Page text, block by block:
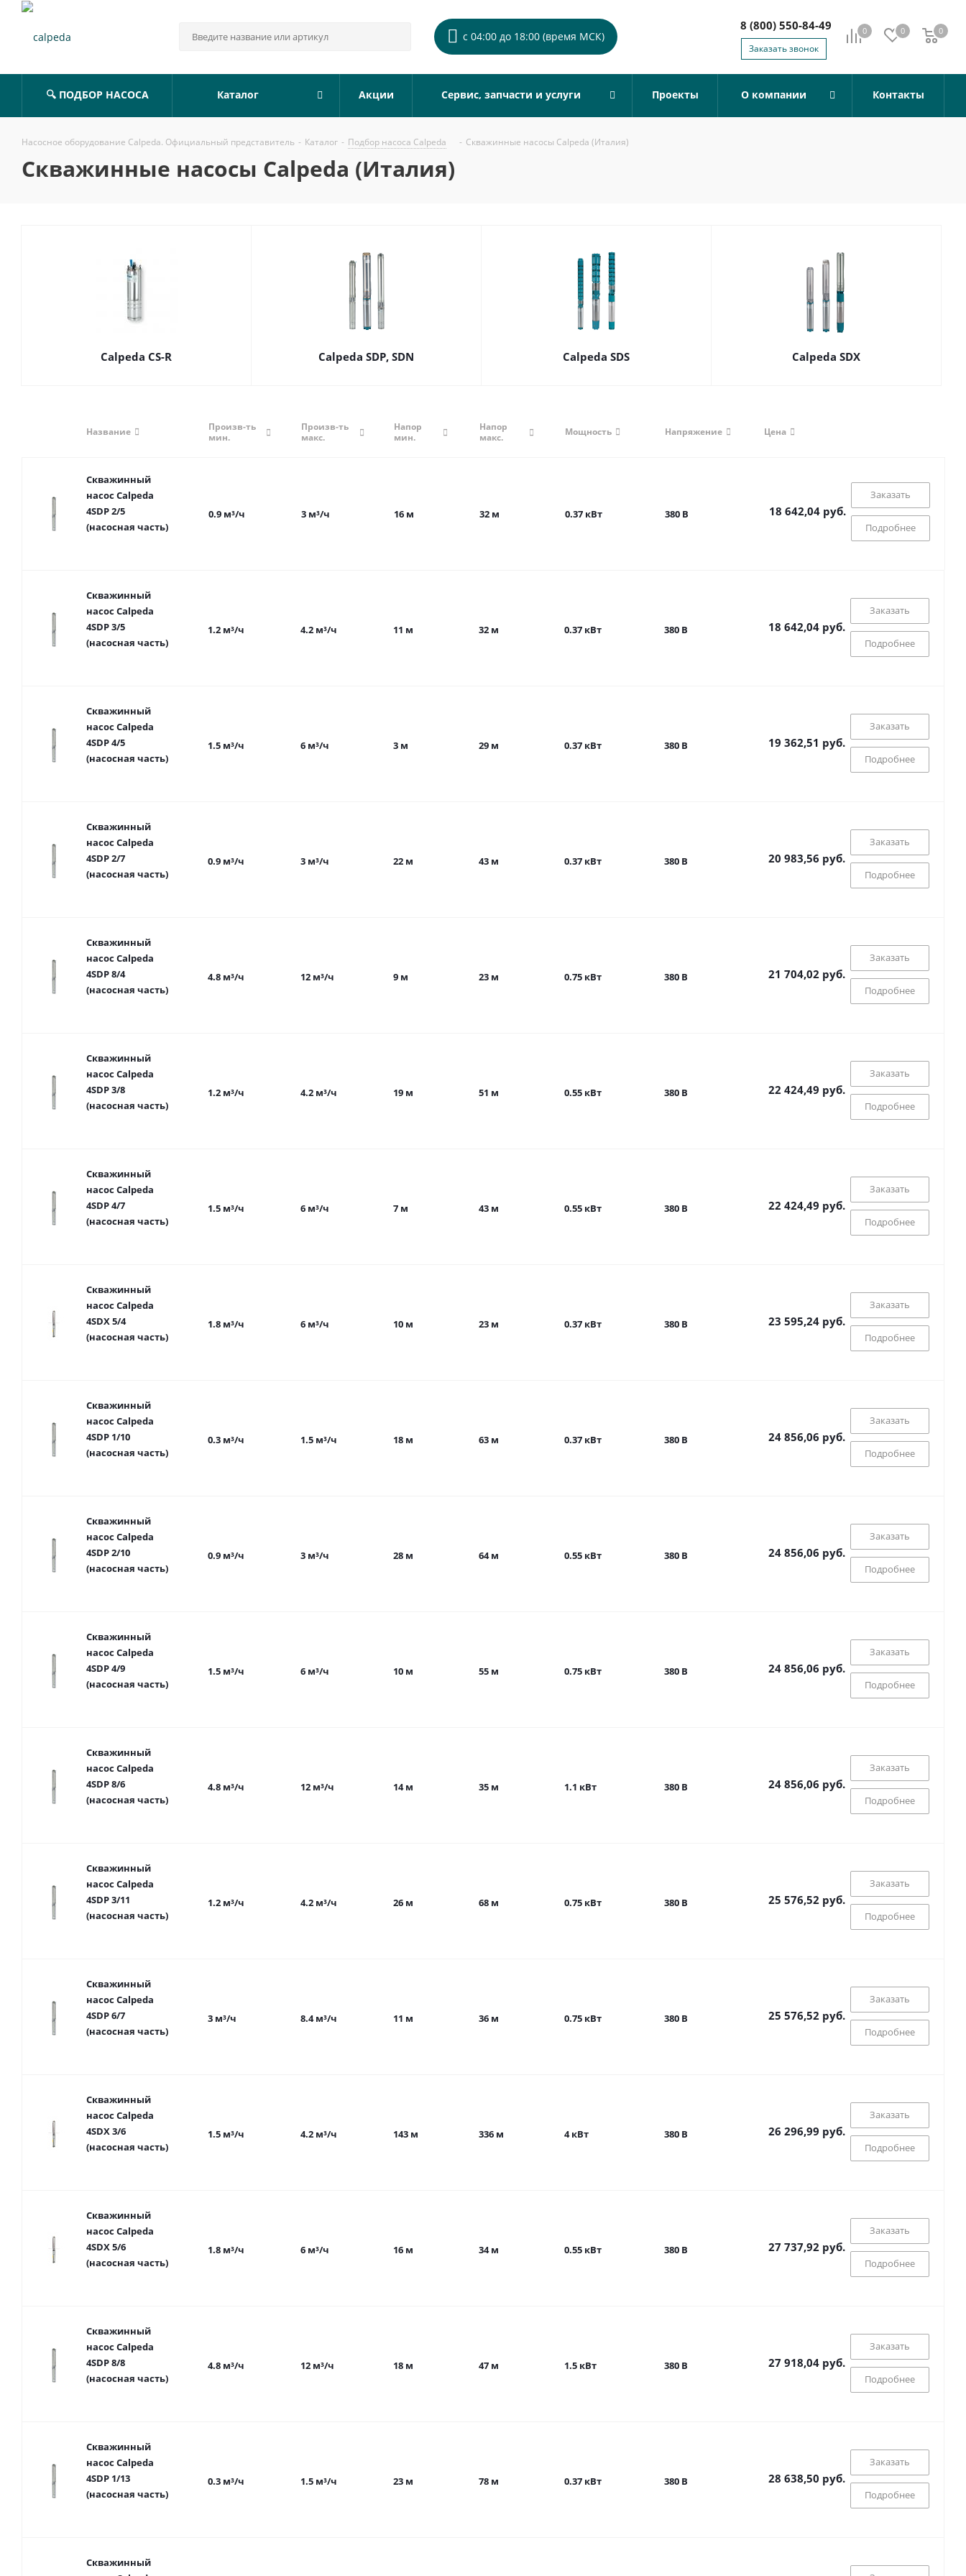
с 04:00 до 18:00 (время МСК) 0 0 0
0
8 (800) 550-84-49
Заказать звонок
🔍 ПОДБОР НАСОСА Каталог Акции Сервис, запчасти и услуги Проекты О компании Контакты
Насосное оборудование Calpeda. Официальный представитель - Каталог - Подбор насоса Calpeda - Скважинные насосы Calpeda (Италия)
Скважинные насосы Calpeda (Италия)
Calpeda CS-R Calpeda SDP, SDN Calpeda SDS Calpeda SDX
Название
Произв-ть
мин.
Произв-ть
макс.
Напор
мин.
Напор
макс.
Мощность Напряжение Цена
Скважинный
насос Calpeda
4SDP 2/5
(насосная часть)
0.9 м³/ч 3 м³/ч 16 м 32 м 0.37 кВт 380 В 18 642,04 руб.
Заказать
Подробнее
Скважинный
насос Calpeda
4SDP 3/5
(насосная часть)
1.2 м³/ч 4.2 м³/ч 11 м 32 м 0.37 кВт 380 В 18 642,04 руб.
Заказать
Подробнее
Скважинный
насос Calpeda
4SDP 4/5
(насосная часть)
1.5 м³/ч 6 м³/ч 3 м 29 м 0.37 кВт 380 В 19 362,51 руб.
Заказать
Подробнее
Скважинный
насос Calpeda
4SDP 2/7
(насосная часть)
0.9 м³/ч 3 м³/ч 22 м 43 м 0.37 кВт 380 В 20 983,56 руб.
Заказать
Подробнее
Скважинный
насос Calpeda
4SDP 8/4
(насосная часть)
4.8 м³/ч 12 м³/ч 9 м 23 м 0.75 кВт 380 В 21 704,02 руб.
Заказать
Подробнее
Скважинный
насос Calpeda
4SDP 3/8
(насосная часть)
1.2 м³/ч 4.2 м³/ч 19 м 51 м 0.55 кВт 380 В 22 424,49 руб.
Заказать
Подробнее
Скважинный
насос Calpeda
4SDP 4/7
(насосная часть)
1.5 м³/ч 6 м³/ч 7 м 43 м 0.55 кВт 380 В 22 424,49 руб.
Заказать
Подробнее
Скважинный
насос Calpeda
4SDX 5/4
(насосная часть)
1.8 м³/ч 6 м³/ч 10 м 23 м 0.37 кВт 380 В 23 595,24 руб.
Заказать
Подробнее
Скважинный
насос Calpeda
4SDP 1/10
(насосная часть)
0.3 м³/ч 1.5 м³/ч 18 м 63 м 0.37 кВт 380 В 24 856,06 руб.
Заказать
Подробнее
Скважинный
насос Calpeda
4SDP 2/10
(насосная часть)
0.9 м³/ч 3 м³/ч 28 м 64 м 0.55 кВт 380 В 24 856,06 руб.
Заказать
Подробнее
Скважинный
насос Calpeda
4SDP 4/9
(насосная часть)
1.5 м³/ч 6 м³/ч 10 м 55 м 0.75 кВт 380 В 24 856,06 руб.
Заказать
Подробнее
Скважинный
насос Calpeda
4SDP 8/6
(насосная часть)
4.8 м³/ч 12 м³/ч 14 м 35 м 1.1 кВт 380 В 24 856,06 руб.
Заказать
Подробнее
Скважинный
насос Calpeda
4SDP 3/11
(насосная часть)
1.2 м³/ч 4.2 м³/ч 26 м 68 м 0.75 кВт 380 В 25 576,52 руб.
Заказать
Подробнее
Скважинный
насос Calpeda
4SDP 6/7
(насосная часть)
3 м³/ч 8.4 м³/ч 11 м 36 м 0.75 кВт 380 В 25 576,52 руб.
Заказать
Подробнее
Скважинный
насос Calpeda
4SDX 3/6
(насосная часть)
1.5 м³/ч 4.2 м³/ч 143 м 336 м 4 кВт 380 В 26 296,99 руб.
Заказать
Подробнее
Скважинный
насос Calpeda
4SDX 5/6
(насосная часть)
1.8 м³/ч 6 м³/ч 16 м 34 м 0.55 кВт 380 В 27 737,92 руб.
Заказать
Подробнее
Скважинный
насос Calpeda
4SDP 8/8
(насосная часть)
4.8 м³/ч 12 м³/ч 18 м 47 м 1.5 кВт 380 В 27 918,04 руб.
Заказать
Подробнее
Скважинный
насос Calpeda
4SDP 1/13
(насосная часть)
0.3 м³/ч 1.5 м³/ч 23 м 78 м 0.37 кВт 380 В 28 638,50 руб.
Заказать
Подробнее
Скважинный